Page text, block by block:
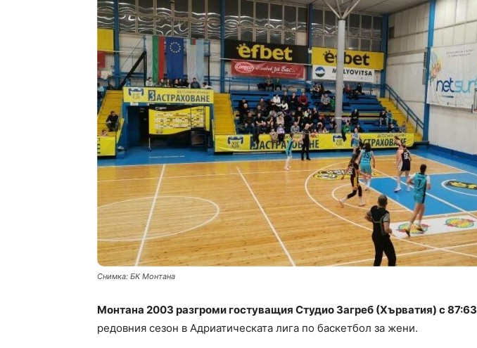
Снимка: БК Монтана
Монтана 2003 разгроми гостуващия Студио Загреб (Хърватия) с 87:63
редовния сезон в Адриатическата лига по баскетбол за жени.